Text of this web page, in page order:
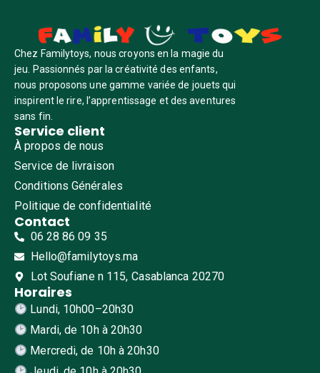
Chez Familytoys, nous croyons en la magie du
jeu. Passionnés par la créativité des enfants,
nous proposons une gamme variée de jouets qui
inspirent le rire, l’apprentissage et des aventures
sans fin.
Service client
À propos de nous
Service de livraison
Conditions Générales
Politique de confidentialité
Contact
06 28 86 09 35
Hello@familytoys.ma
Lot Soufiane n 115, Casablanca 20270
Horaires
Lundi, 10h00–20h30
Mardi, de 10h à 20h30
Mercredi, de 10h à 20h30